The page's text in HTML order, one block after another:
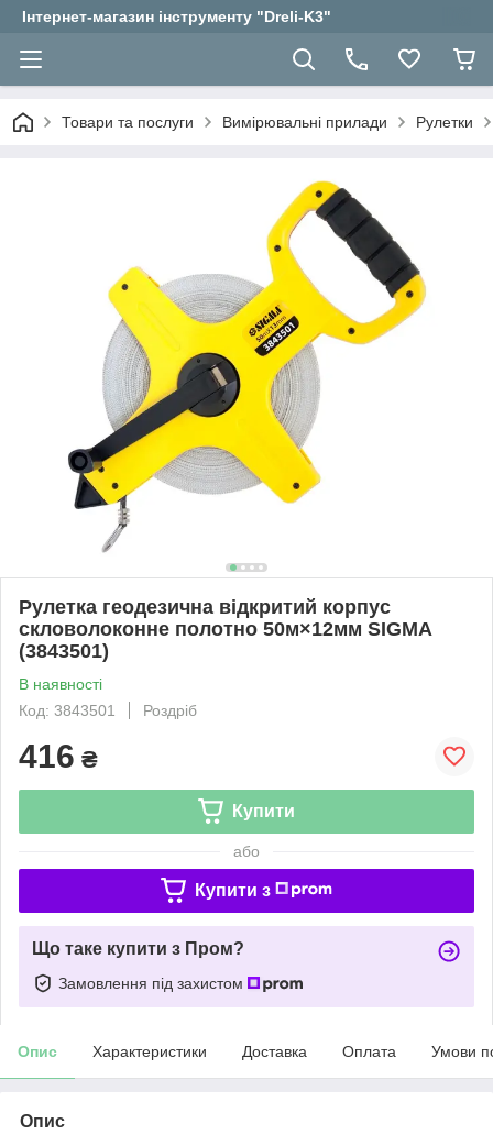
Інтернет-магазин інструменту "Dreli-K3"
Товари та послуги Вимірювальні прилади Рулетки
Рулетка геодезична відкритий корпус
скловолоконне полотно 50м×12мм SIGMA
(3843501)
В наявності
Код: 3843501
Роздріб
416 ₴
Купити
або
Купити з
Що таке купити з Пром?
Замовлення під захистом
Опис Характеристики Доставка Оплата Умови
Опис